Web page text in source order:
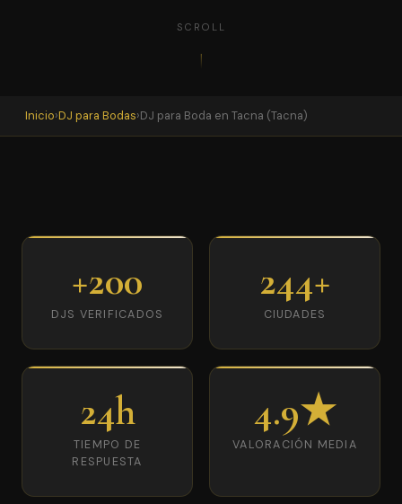
SCROLL
Inicio›DJ para Bodas›DJ para Boda en Tacna (Tacna)
+200
DJS VERIFICADOS
244+
CIUDADES
24h
TIEMPO DE
RESPUESTA
4.9★
VALORACIÓN MEDIA